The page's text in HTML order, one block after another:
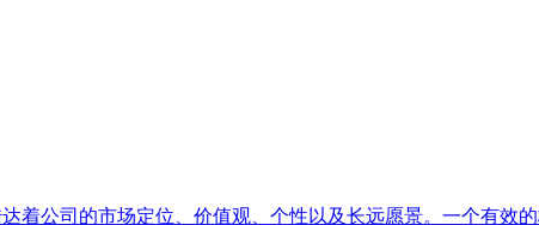
着公司的市场定位、价值观、个性以及长远愿景。一个有效